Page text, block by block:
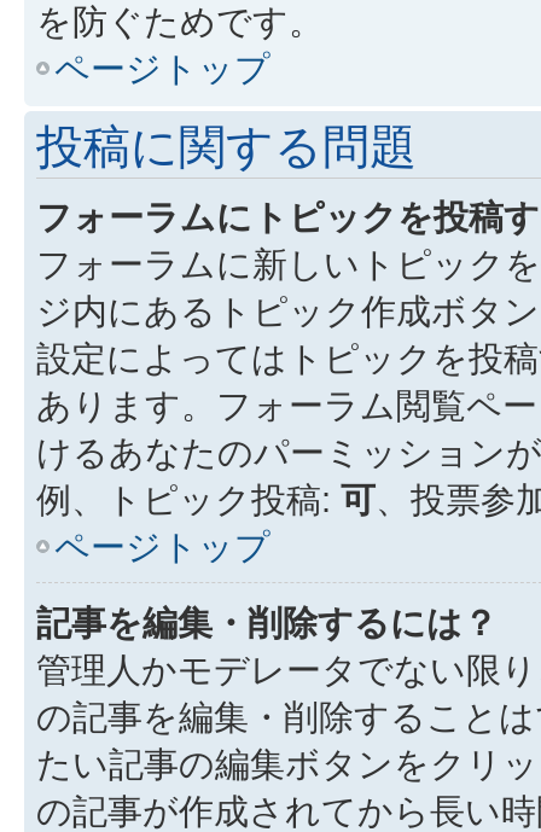
を防ぐためです。
ページトップ
投稿に関する問題
フォーラムにトピックを投稿
フォーラムに新しいトピック
ジ内にあるトピック作成ボタ
設定によってはトピックを投
あります。フォーラム閲覧ペ
けるあなたのパーミッション
例、トピック投稿: 可、投票参
ページトップ
記事を編集・削除するには？
管理人かモデレータでない限
の記事を編集・削除すること
たい記事の編集ボタンをクリ
の記事が作成されてから長い